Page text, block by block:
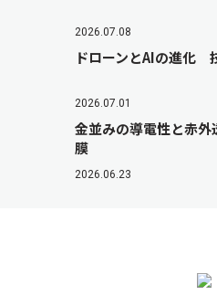
2026.07.08
ドローンとAIの進化
2026.07.01
金並みの導電性と赤
膜
2026.06.23